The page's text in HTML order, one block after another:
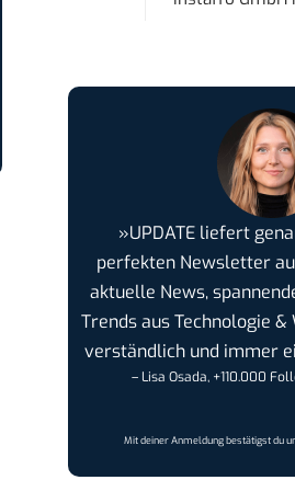
»UPDATE liefert
perfekten Newsletter
aktuelle News,
Trends aus Technologie
verständlich und immer
– Lisa Osada, +110.000
Mit deiner Anmeldung bestätigst du